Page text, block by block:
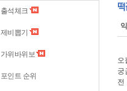
출석체크
제비뽑기
가위바위보
포인트 순위
오
궁
전